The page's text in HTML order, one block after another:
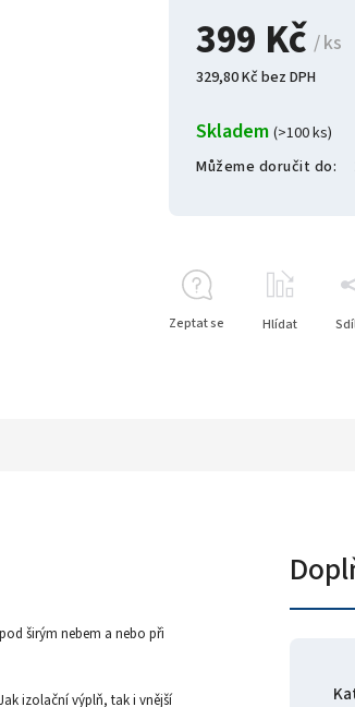
399 Kč / ks
329,80 Kč bez DPH
Skladem (>100 ks)
Můžeme doručit do:
Zeptat se Hlídat
širým nebem a nebo při
izolační výplň, tak i vnější